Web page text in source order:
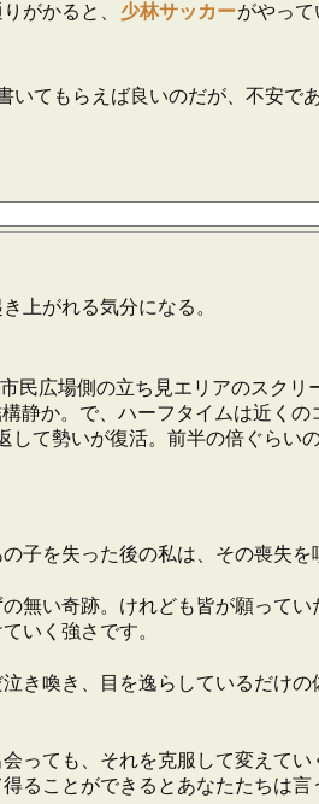
がかると、 少林サッカーがやって
いてもらえば良いのだが、不安
上がれる気分になる。
民広場側の立ち見エリアのスク
静か。で、ハーフタイムは近く
て勢いが復活。前半の倍ぐら
子を失った後の私は、その喪失
無い奇跡。けれども皆が願って
いく強さです。
き喚き、目を逸らしているだけ
っても、それを克服して変えて
ることができるとあなたたちは言